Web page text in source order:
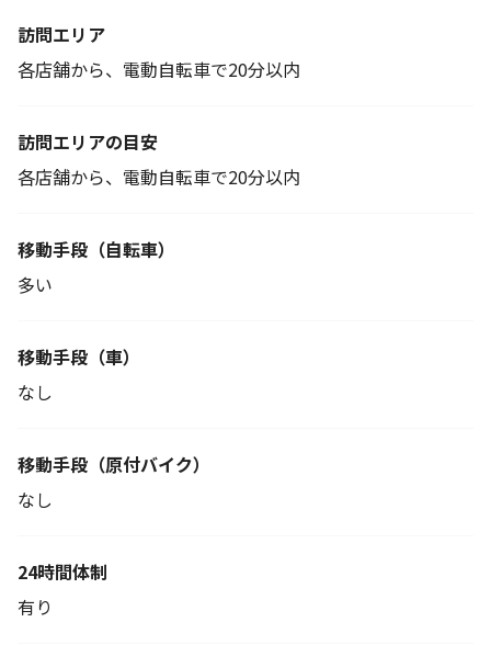
訪問エリア
各店舗から、電動自転車で20分以内
訪問エリアの目安
各店舗から、電動自転車で20分以内
移動手段 （自転車）
多い
移動手段（車）
なし
移動手段 （原付バイク）
なし
24時間体制
有り